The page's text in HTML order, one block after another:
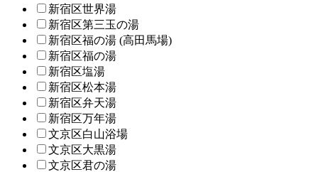
新宿区世界湯
新宿区第三玉の湯
新宿区福の湯 (高田馬場)
新宿区福の湯
新宿区塩湯
新宿区松本湯
新宿区弁天湯
新宿区万年湯
文京区白山浴場
文京区大黒湯
文京区君の湯